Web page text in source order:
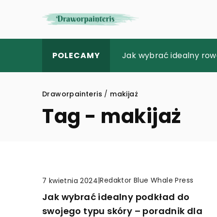
POLECAMY Jakie są najczęstsze
Jak wybrać idealny
Jak elegancko
Draworpainteris / makijaż
Tag - makijaż
7 kwietnia 2024|Redaktor Blue Whale Press
Jak wybrać idealny podkład do
swojego typu skóry – poradnik dla